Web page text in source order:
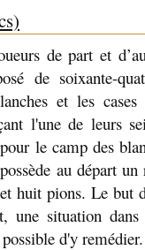
de part et
de soixante-
et les
l'une de leurs
le camp des
au départ
huit pions. Le but
une situation
d'y remédier.